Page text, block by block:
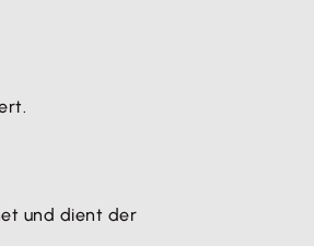
und dient der